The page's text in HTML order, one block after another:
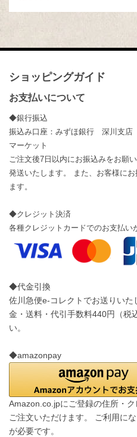
ショッピングガイド
お支払いについて
◆銀行振込
振込み口座：みずほ銀行 深川支
マーケット
ご注文後7日以内にお振込みをお願
発送いたします。 また、お客様に
ます。
◆クレジット決済
各種クレジットカードでのお支払い
◆代金引換
佐川急便e-コレクトでお送りい
金・送料・代引手数料440円（税
い。
◆amazonpay
Amazon.co.jpにご登録の住所・
ご注文いただけます。 ご利用に
が必要です。